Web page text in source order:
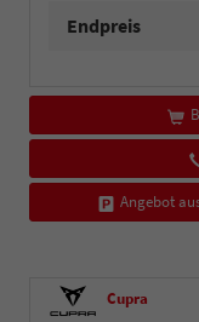
Endpreis
Angebot
Cupra